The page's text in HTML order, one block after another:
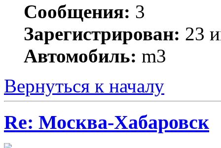
Сообщения: 3
Зарегистрирован: 23
Автомобиль: m3
Вернуться к началу
Re: Москва-Хабаровск